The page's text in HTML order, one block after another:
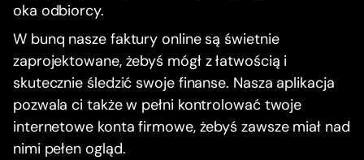
oka odbiorcy.
W bunq nasze faktury online są świetnie
zaprojektowane, żebyś mógł z łatwością i
skutecznie śledzić swoje finanse. Nasza aplikacja
pozwala ci także w pełni kontrolować twoje
internetowe konta firmowe, żebyś zawsze miał nad
nimi pełen ogląd.